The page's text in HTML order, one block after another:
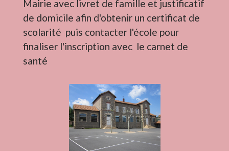
Mairie avec livret de famille et justificatif
de domicile afin d'obtenir un certificat de
scolarité puis contacter l'école pour
finaliser l'inscription avec le carnet de
santé